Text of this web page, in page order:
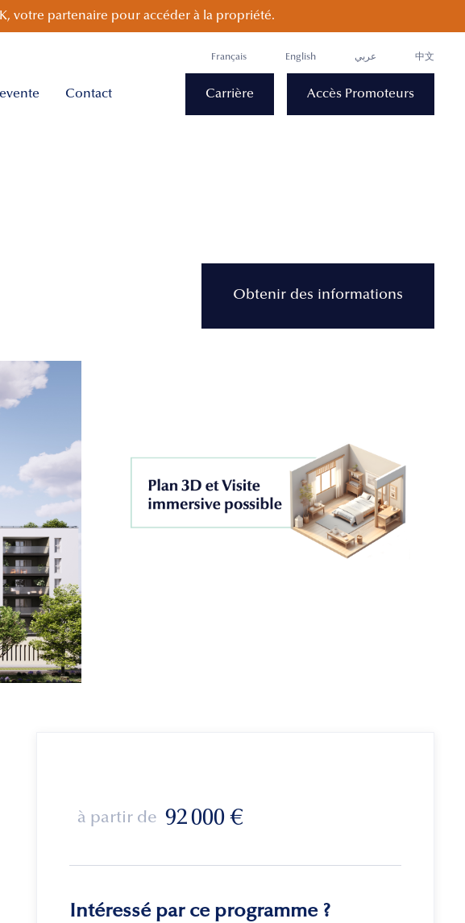
votre partenaire pour accéder à la propriété.
Français English عربي 中文
Contact Carrière Accès Promoteurs
Obtenir des informations
à partir de 92 000 €
Intéressé par ce programme ?